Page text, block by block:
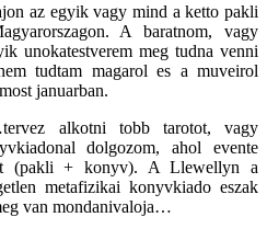
az egyik vagy mind a ketto pakli
A baratnom, vagy
unokatestverem meg tudna venni
tudtam magarol es a muveirol
januarban.
alkotni tobb tarotot, vagy
dolgozom, ahol evente
(pakli + konyv). A Llewellyn a
metafizikai konyvkiado eszak
van mondanivaloja…